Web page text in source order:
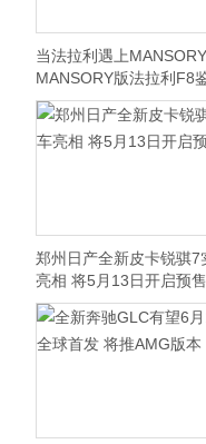
当法拉利遇上MANSORY
MANSORY版法拉利F8
郑州日产全新皮卡锐骐7
亮相 将5月13日开启预售